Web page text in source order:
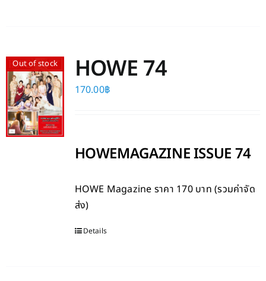
Out of stock HOWE 74
170.00฿
HOWEMAGAZINE ISSUE 74
HOWE Magazine ราคา 170 บาท (รวมค่าจัด
ส่ง)
Details